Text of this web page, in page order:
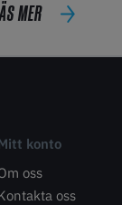
MER
konto
oss
oss